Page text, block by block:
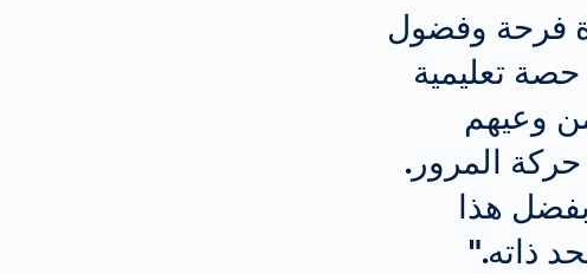
فرحة وفضول
تعليمية
وعيهم
المرور.
هذا
ذاته."